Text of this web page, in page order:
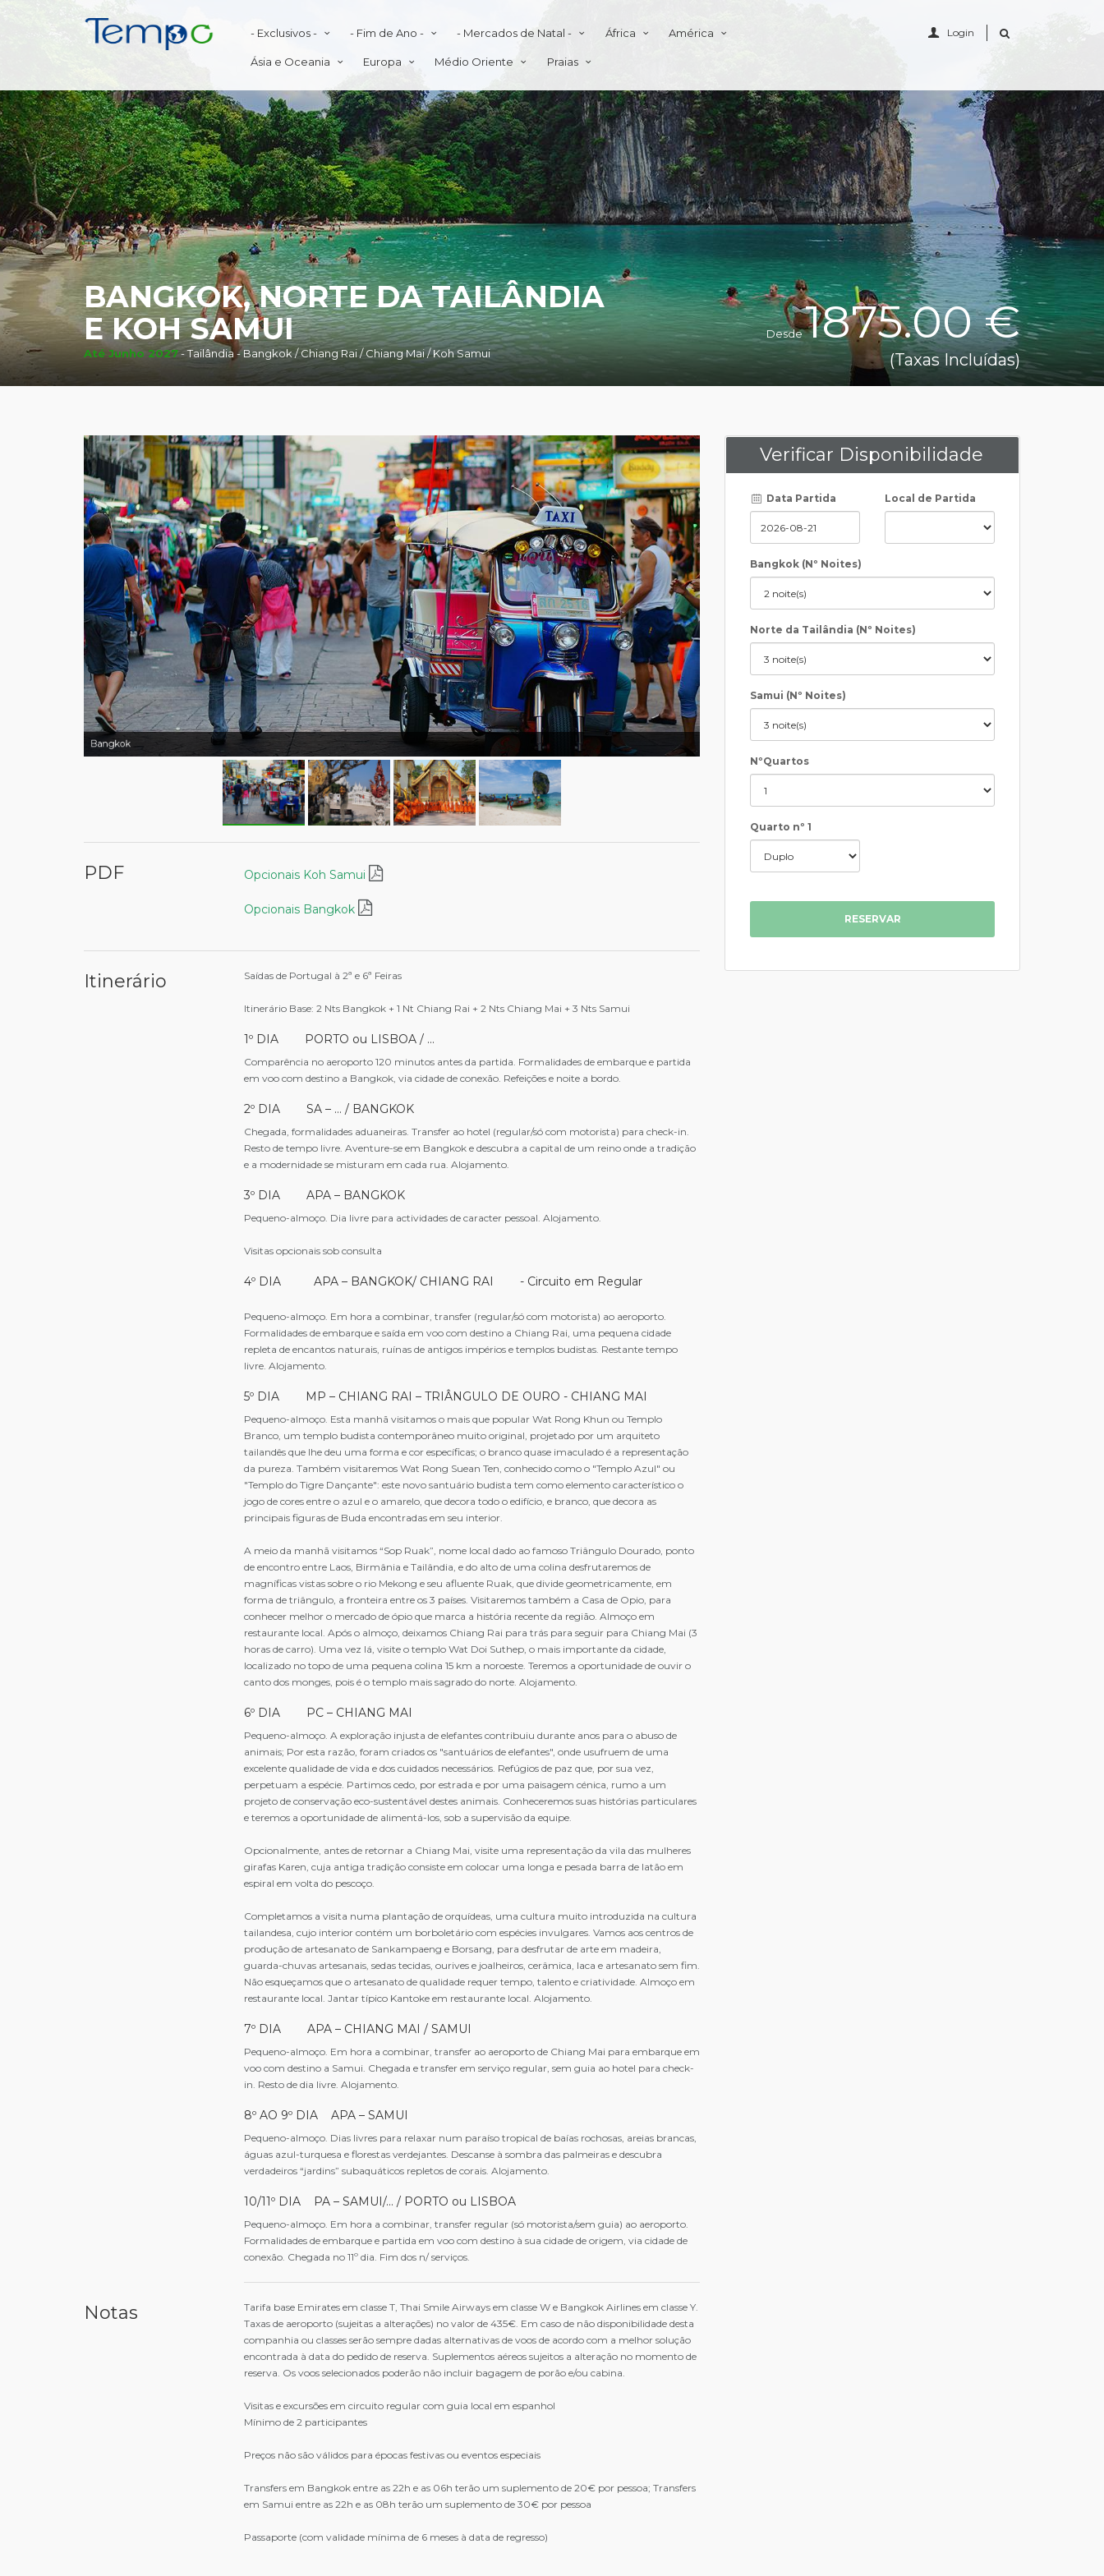
- Exclusivos - - Fim de Ano - - Mercados de Natal - África América
Ásia e Oceania Europa Médio Oriente Praias
Login
BANGKOK, NORTE DA TAILÂNDIA
E KOH SAMUI
Até Junho 2027- Tailândia - Bangkok / Chiang Rai / Chiang Mai / Koh Samui
Desde1875.00 €
(Taxas Incluídas)
Bangkok
PDF Opcionais Koh Samui
Opcionais Bangkok
Itinerário Saídas de Portugal à 2ª e 6ª Feiras
Itinerário Base: 2 Nts Bangkok + 1 Nt Chiang Rai + 2 Nts Chiang Mai + 3 Nts Samui
1º DIA PORTO ou LISBOA / …
Comparência no aeroporto 120 minutos antes da partida. Formalidades de embarque e partida
em voo com destino a Bangkok, via cidade de conexão. Refeições e noite a bordo.
2º DIA SA – … / BANGKOK
Chegada, formalidades aduaneiras. Transfer ao hotel (regular/só com motorista) para check-in.
Resto de tempo livre. Aventure-se em Bangkok e descubra a capital de um reino onde a tradição
e a modernidade se misturam em cada rua. Alojamento.
3º DIA APA – BANGKOK
Pequeno-almoço. Dia livre para actividades de caracter pessoal. Alojamento.
Visitas opcionais sob consulta
4º DIA APA – BANGKOK/ CHIANG RAI - Circuito em Regular
Pequeno-almoço. Em hora a combinar, transfer (regular/só com motorista) ao aeroporto.
Formalidades de embarque e saída em voo com destino a Chiang Rai, uma pequena cidade
repleta de encantos naturais, ruínas de antigos impérios e templos budistas. Restante tempo
livre. Alojamento.
5º DIA MP – CHIANG RAI – TRIÂNGULO DE OURO - CHIANG MAI
Pequeno-almoço. Esta manhã visitamos o mais que popular Wat Rong Khun ou Templo
Branco, um templo budista contemporâneo muito original, projetado por um arquiteto
tailandês que lhe deu uma forma e cor específicas; o branco quase imaculado é a representação
da pureza. Também visitaremos Wat Rong Suean Ten, conhecido como o "Templo Azul" ou
"Templo do Tigre Dançante": este novo santuário budista tem como elemento característico o
jogo de cores entre o azul e o amarelo, que decora todo o edifício, e branco, que decora as
principais figuras de Buda encontradas em seu interior.
A meio da manhã visitamos “Sop Ruak”, nome local dado ao famoso Triângulo Dourado, ponto
de encontro entre Laos, Birmânia e Tailândia, e do alto de uma colina desfrutaremos de
magníficas vistas sobre o rio Mekong e seu afluente Ruak, que divide geometricamente, em
forma de triângulo, a fronteira entre os 3 países. Visitaremos também a Casa de Opio, para
conhecer melhor o mercado de ópio que marca a história recente da região. Almoço em
restaurante local. Após o almoço, deixamos Chiang Rai para trás para seguir para Chiang Mai (3
horas de carro). Uma vez lá, visite o templo Wat Doi Suthep, o mais importante da cidade,
localizado no topo de uma pequena colina 15 km a noroeste. Teremos a oportunidade de ouvir o
canto dos monges, pois é o templo mais sagrado do norte. Alojamento.
6º DIA PC – CHIANG MAI
Pequeno-almoço. A exploração injusta de elefantes contribuiu durante anos para o abuso de
animais; Por esta razão, foram criados os "santuários de elefantes", onde usufruem de uma
excelente qualidade de vida e dos cuidados necessários. Refúgios de paz que, por sua vez,
perpetuam a espécie. Partimos cedo, por estrada e por uma paisagem cénica, rumo a um
projeto de conservação eco-sustentável destes animais. Conheceremos suas histórias particulares
e teremos a oportunidade de alimentá-los, sob a supervisão da equipe.
Opcionalmente, antes de retornar a Chiang Mai, visite uma representação da vila das mulheres
girafas Karen, cuja antiga tradição consiste em colocar uma longa e pesada barra de latão em
espiral em volta do pescoço.
Completamos a visita numa plantação de orquídeas, uma cultura muito introduzida na cultura
tailandesa, cujo interior contém um borboletário com espécies invulgares. Vamos aos centros de
produção de artesanato de Sankampaeng e Borsang, para desfrutar de arte em madeira,
guarda-chuvas artesanais, sedas tecidas, ourives e joalheiros, cerâmica, laca e artesanato sem fim.
Não esqueçamos que o artesanato de qualidade requer tempo, talento e criatividade. Almoço em
restaurante local. Jantar típico Kantoke em restaurante local. Alojamento.
7º DIA APA – CHIANG MAI / SAMUI
Pequeno-almoço. Em hora a combinar, transfer ao aeroporto de Chiang Mai para embarque em
voo com destino a Samui. Chegada e transfer em serviço regular, sem guia ao hotel para check-
in. Resto de dia livre. Alojamento.
8º AO 9º DIA APA – SAMUI
Pequeno-almoço. Dias livres para relaxar num paraíso tropical de baías rochosas, areias brancas,
águas azul-turquesa e florestas verdejantes. Descanse à sombra das palmeiras e descubra
verdadeiros “jardins” subaquáticos repletos de corais. Alojamento.
10/11º DIA PA – SAMUI/… / PORTO ou LISBOA
Pequeno-almoço. Em hora a combinar, transfer regular (só motorista/sem guia) ao aeroporto.
Formalidades de embarque e partida em voo com destino à sua cidade de origem, via cidade de
conexão. Chegada no 11º dia. Fim dos n/ serviços.
Notas
Tarifa base Emirates em classe T, Thai Smile Airways em classe W e Bangkok Airlines em classe Y.
Taxas de aeroporto (sujeitas a alterações) no valor de 435€. Em caso de não disponibilidade desta
companhia ou classes serão sempre dadas alternativas de voos de acordo com a melhor solução
encontrada à data do pedido de reserva. Suplementos aéreos sujeitos a alteração no momento de
reserva. Os voos selecionados poderão não incluir bagagem de porão e/ou cabina.
Visitas e excursões em circuito regular com guia local em espanhol
Mínimo de 2 participantes
Preços não são válidos para épocas festivas ou eventos especiais
Transfers em Bangkok entre as 22h e as 06h terão um suplemento de 20€ por pessoa; Transfers
em Samui entre as 22h e as 08h terão um suplemento de 30€ por pessoa
Passaporte (com validade mínima de 6 meses à data de regresso)
Verificar Disponibilidade
Data Partida Local de Partida
Bangkok (Nº Noites)
Norte da Tailândia (Nº Noites)
Samui (Nº Noites)
NºQuartos
Quarto nº 1
RESERVAR